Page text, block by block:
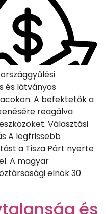
és látványos
A befektetők a
reagálva
Választási
A legfrissebb
a Tisza Párt nyerte
A magyar
elnök 30
és